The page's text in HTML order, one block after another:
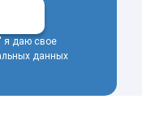
я даю свое
данных